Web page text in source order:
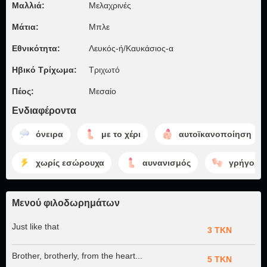
Μαλλιά: Μελαχρινές
Μάτια: Μπλε
Εθνικότητα: Λευκός-ή/Καυκάσιος-α
Ηβικό Τρίχωμα: Τριχωτό
Πέος: Μεσαίο
Ενδιαφέροντα
όνειρα με το χέρι αυτοϊκανοποίηση
χωρίς εσώρουχα αυνανισμός γρήγορη
Μενού φιλοδωρημάτων
Just like that 3 TKN
Brother, brotherly, from the heart... 5 TKN